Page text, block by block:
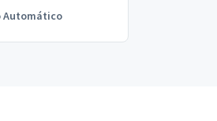
Automático